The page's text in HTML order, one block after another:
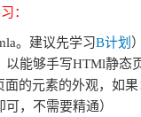
：
。建议先学习B计划 ）
能够手写HTMl静态
的元素的外观，如果
，不需要精通）